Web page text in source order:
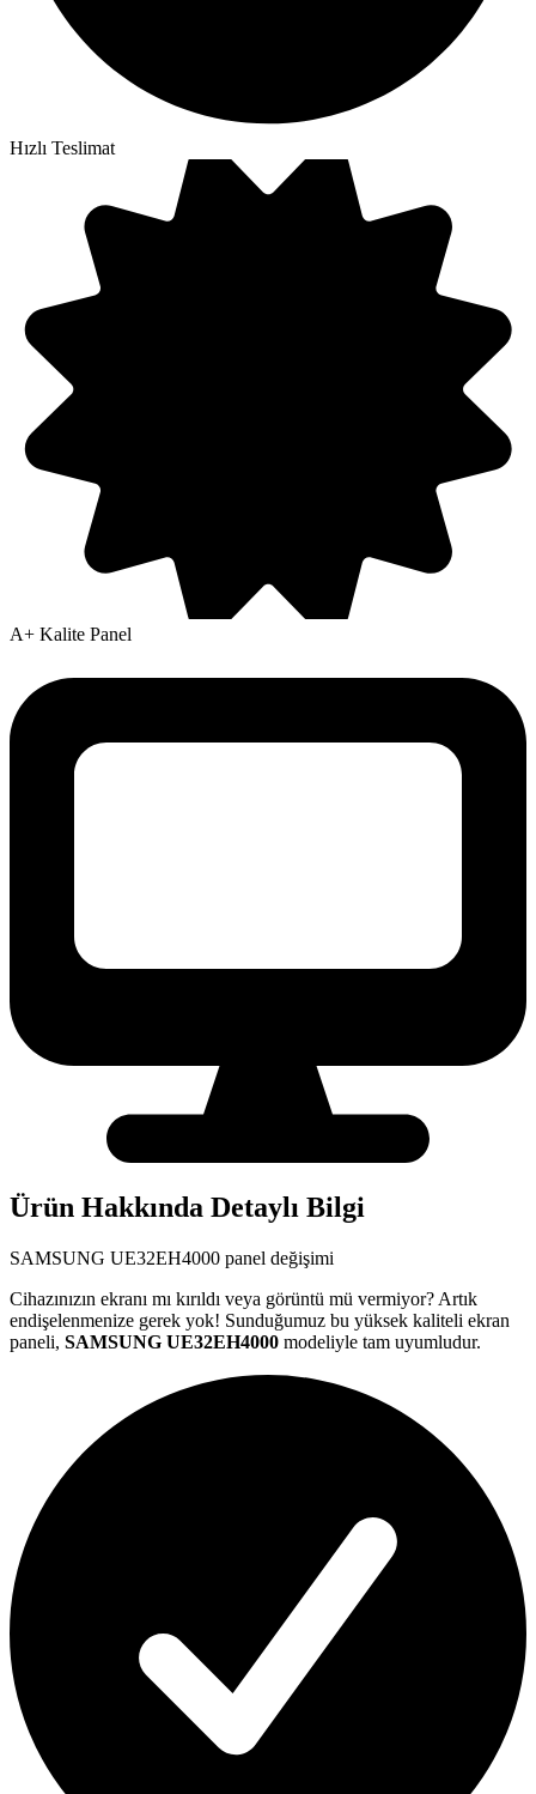
Hızlı Teslimat
A+ Kalite Panel
Ürün Hakkında Detaylı Bilgi
SAMSUNG UE32EH4000 panel değişimi
Cihazınızın ekranı mı kırıldı veya görüntü mü vermiyor? Artık
endişelenmenize gerek yok! Sunduğumuz bu yüksek kaliteli ekran
paneli, SAMSUNG UE32EH4000 modeliyle tam uyumludur.